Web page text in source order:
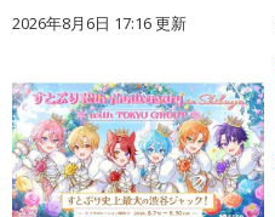
2026年8月6日 17:16更新